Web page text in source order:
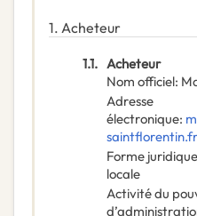
1. Acheteur
1.1. Acheteur
Nom officiel:
Adresse
électronique:
saintflorentin.fr
Forme
locale
Activité du